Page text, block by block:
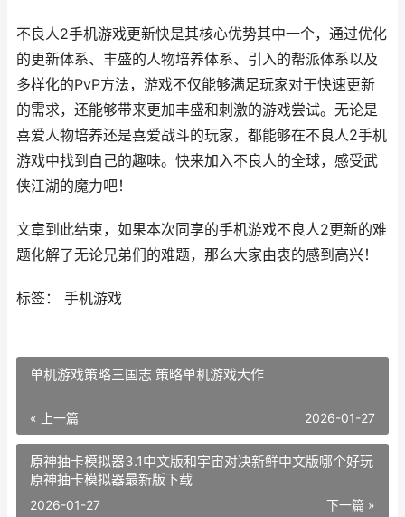
不良人2手机游戏更新快是其核心优势其中一个，通过优化
的更新体系、丰盛的人物培养体系、引入的帮派体系以及
多样化的PvP方法，游戏不仅能够满足玩家对于快速更新
的需求，还能够带来更加丰盛和刺激的游戏尝试。无论是
喜爱人物培养还是喜爱战斗的玩家，都能够在不良人2手机
游戏中找到自己的趣味。快来加入不良人的全球，感受武
侠江湖的魔力吧！
文章到此结束，如果本次同享的手机游戏不良人2更新的难
题化解了无论兄弟们的难题，那么大家由衷的感到高兴！
标签： 手机游戏
单机游戏策略三国志 策略单机游戏大作
« 上一篇 2026-01-27
原神抽卡模拟器3.1中文版和宇宙对决新鲜中文版哪个好玩
原神抽卡模拟器最新版下载
下一篇 »
2026-01-27